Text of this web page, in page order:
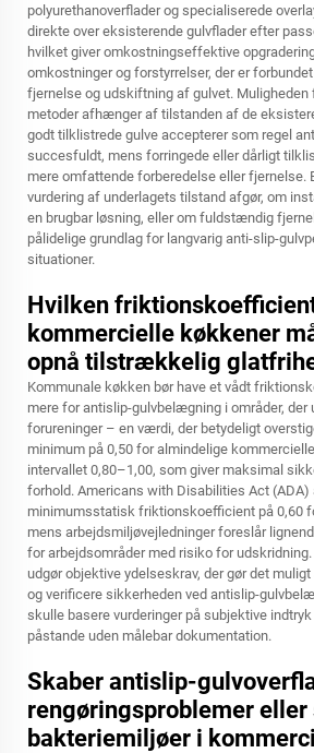
polyurethanoverflader og specialiserede
direkte over eksisterende gulvflader efter
hvilket giver omkostningseffektive
omkostninger og forstyrrelser, der er
fjernelse og udskiftning af gulvet. Muligheden
metoder afhænger af tilstanden af de
godt tilklistrede gulve accepterer som regel
succesfuldt, mens forringede eller dårligt
mere omfattende forberedelse eller fjernelse.
vurdering af underlagets tilstand afgør, om
en brugbar løsning, eller om fuldstændig
pålidelige grundlag for langvarig anti-slip-
situationer.
Hvilken
kommercielle køkkener
opnå tilstrækkelig
Kommunale køkken bør have et vådt
mere for antislip-gulvbelægning i områder,
forureninger – en værdi, der betydeligt
minimum på 0,50 for almindelige
intervallet 0,80–1,00, som giver maksimal
forhold. Americans with Disabilities Act (ADA)
minimumsstatisk friktionskoefficient på 0,60
mens arbejdsmiljøvejledninger foreslår
for arbejdsområder med risiko for
udgør objektive ydelseskrav, der gør det
og verificere sikkerheden ved antislip-
skulle basere vurderinger på subjektive
påstande uden målebar dokumentation.
Skaber antislip-
rengøringsproblemer eller
bakteriemiljøer i